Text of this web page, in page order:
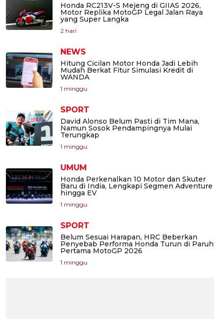
Honda RC213V-S Mejeng di GIIAS 2026,
Motor Replika MotoGP Legal Jalan Raya
yang Super Langka
2 hari
NEWS
Hitung Cicilan Motor Honda Jadi Lebih
Mudah Berkat Fitur Simulasi Kredit di
WANDA
1 minggu
SPORT
David Alonso Belum Pasti di Tim Mana,
Namun Sosok Pendampingnya Mulai
Terungkap
1 minggu
UMUM
Honda Perkenalkan 10 Motor dan Skuter
Baru di India, Lengkapi Segmen Adventure
hingga EV
1 minggu
SPORT
Belum Sesuai Harapan, HRC Beberkan
Penyebab Performa Honda Turun di Paruh
Pertama MotoGP 2026
1 minggu